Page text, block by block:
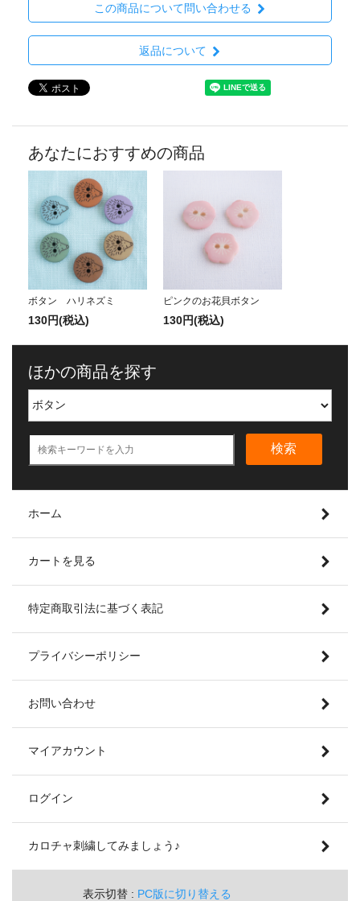
この商品について問い合わせる
返品について
あなたにおすすめの商品
ボタン ハリネズミ
130円(税込)
ピンクのお花貝ボタン
130円(税込)
ほかの商品を探す
検索
ホーム
カートを見る
特定商取引法に基づく表記
プライバシーポリシー
お問い合わせ
マイアカウント
ログイン
カロチャ刺繍してみましょう♪
表示切替 : PC版に切り替える